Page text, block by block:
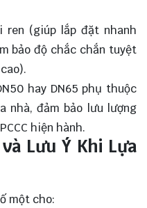
ren (giúp lắp đặt nhanh
bảo độ chắc chắn tuyệt
hay DN65 phụ thuộc
nhà, đảm bảo lưu lượng
hiện hành.
Lưu Ý Khi Lựa
một cho: